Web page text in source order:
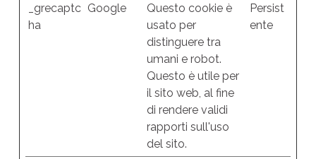
_grecaptc
ha
Google
Questo cookie è
usato per
distinguere tra
umani e robot.
Questo è utile per
il sito web, al fine
di rendere validi
rapporti sull'uso
del sito.
Persist
ente